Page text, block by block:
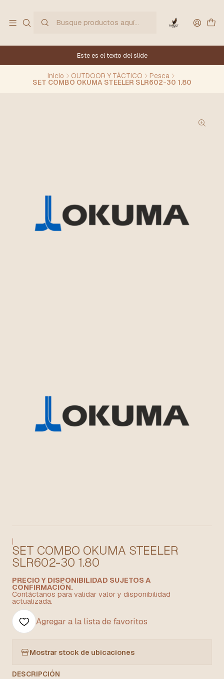
Este es el texto del slide
Inicio OUTDOOR Y TÁCTICO Pesca
SET COMBO OKUMA STEELER SLR602-30 1.80
|
SET COMBO OKUMA STEELER
SLR602-30 1.80
PRECIO Y DISPONIBILIDAD SUJETOS A
CONFIRMACIÓN.
Contáctanos para validar valor y disponibilidad
actualizada.
Agregar a la lista de favoritos
Mostrar stock de ubicaciones
DESCRIPCIÓN